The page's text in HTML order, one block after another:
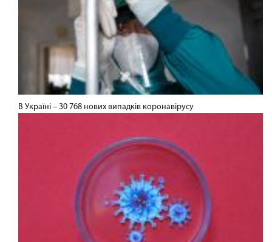
В Україні – 30 768 нових випадків коронавірусу